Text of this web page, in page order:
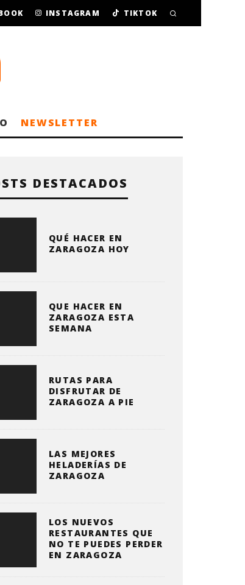
INSTAGRAM TIKTOK
NEWSLETTER
DESTACADOS
QUÉ HACER EN
ZARAGOZA HOY
QUE HACER EN
ZARAGOZA ESTA
SEMANA
RUTAS PARA
DISFRUTAR DE
ZARAGOZA A PIE
LAS MEJORES
HELADERÍAS DE
ZARAGOZA
LOS NUEVOS
RESTAURANTES QUE
NO TE PUEDES PERDER
EN ZARAGOZA